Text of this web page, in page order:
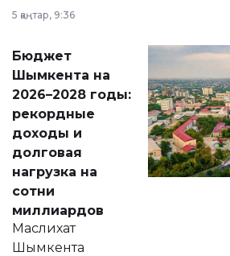
принести
народу
Венесуэлы.
5 қаңтар, 9:36
Бюджет
Шымкента на
2026–2028 годы:
рекордные
доходы и
долговая
нагрузка на
сотни
миллиардов
Маслихат
Шымкента